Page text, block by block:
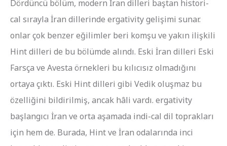
Dördüncü bölüm, modern İran dilleri baştan histori-
cal sırayla İran dillerinde ergativity gelişimi sunar.
onlar çok benzer eğilimler beri komşu ve yakın ilişkili
Hint dilleri de bu bölümde alındı. Eski İran dilleri Eski
Farsça ve Avesta örnekleri bu kılıcısız olmadığını
ortaya çıktı. Eski Hint dilleri gibi Vedik oluşmaz bu
özelliğini bildirilmiş, ancak hâli vardı. ergativity
başlangıcı İran ve orta aşamada indi-cal dil toprakları
için hem de. Burada, Hint ve İran odalarında inci